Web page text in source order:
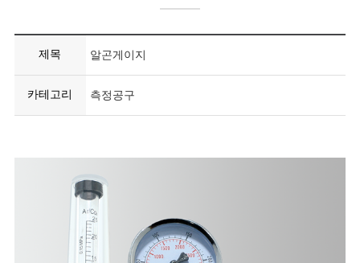
제목 알곤게이지
카테고리 측정공구